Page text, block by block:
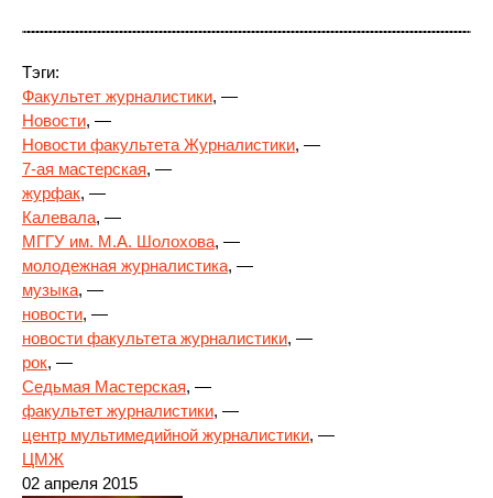
Тэги:
Факультет журналистики, —
Новости, —
Новости факультета Журналистики, —
7-ая мастерская, —
журфак, —
Калевала, —
МГГУ им. М.А. Шолохова, —
молодежная журналистика, —
музыка, —
новости, —
новости факультета журналистики, —
рок, —
Седьмая Мастерская, —
факультет журналистики, —
центр мультимедийной журналистики, —
ЦМЖ
02 апреля 2015